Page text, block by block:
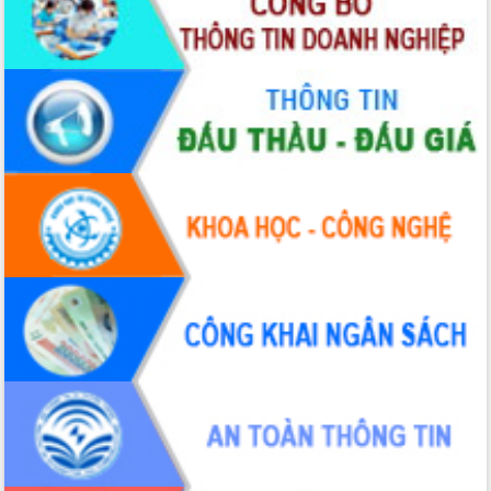
Lễ truy điệu và an táng hài cốt liệt sĩ
tại Nghĩa trang Liệt sĩ xã Sơn Hòa
Bàn giải pháp tháo gỡ khó khăn trong
xuất khẩu sầu riêng và triển khai quy
định EUDR
Thứ trưởng Bộ Nông nghiệp và Môi
trường Nguyễn Hoàng Hiệp khảo sát
vùng trồng và doanh nghiệp đóng gói
sầu riêng tại Đắk Lắk
Trình diễn nghệ thuật chế biến các
món ăn từ sầu riêng
Đắk Lắk công bố Quy hoạch và xúc
tiến đầu tư tỉnh
Ngành cá ngừ Đắk Lắk chủ động thích
ứng để giữ vững thị trường xuất khẩu
Diễn đàn Kinh tế tư nhân Việt Nam đột
phá cơ chế - Hợp tác công tư
Đề án 06 tạo bước ngoặt đột phá trong
cải cách hành chính tỉnh Đắk Lắk
Kết nối tour, đẩy mạnh chuyển đổi số